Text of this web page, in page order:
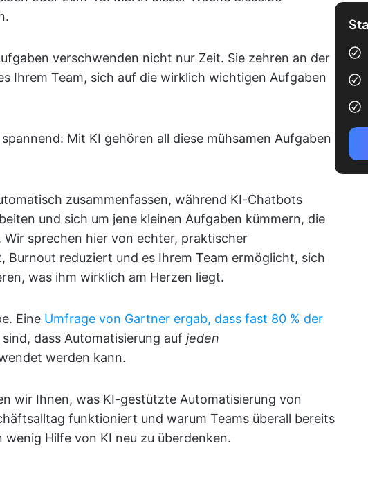
verschwenden nicht nur Zeit. Sie zehren an der
Ihrem Team, sich auf die wirklich wichtigen Aufgaben
Mit KI gehören all diese mühsamen Aufgaben
zusammenfassen, während KI-Chatbots
und sich um jene kleinen Aufgaben kümmern, die
sprechen hier von echter, praktischer
Burnout reduziert und es Ihrem Team ermöglicht, sich
was ihm wirklich am Herzen liegt.
Eine Umfrage von Gartner ergab, dass fast 80 % der
dass Automatisierung auf jeden
werden kann.
wir Ihnen, was KI-gestützte Automatisierung von
funktioniert und warum Teams überall bereits
Hilfe von KI neu zu überdenken.